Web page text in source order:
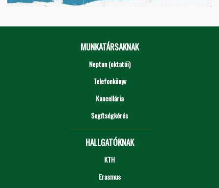
MUNKATÁRSAKNAK
Neptun (oktatói)
Telefonkönyv
Kancellária
Segítségkérés
HALLGATÓKNAK
KTH
Erasmus